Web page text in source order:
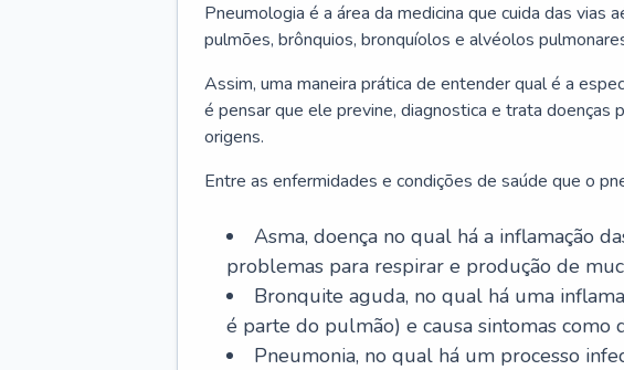
Pneumologia é a área da medicina que cuida das vias
pulmões, brônquios, bronquíolos e alvéolos
Assim, uma maneira prática de entender qual é a
é pensar que ele previne, diagnostica e trata doenças
origens.
Entre as enfermidades e condições de saúde que o
Asma, doença no qual há a inflamação
problemas para respirar e produção de
Bronquite aguda, no qual há uma
é parte do pulmão) e causa sintomas como
Pneumonia, no qual há um processo